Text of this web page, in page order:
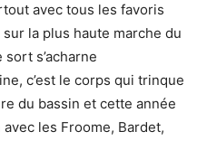
avec tous les favoris
la plus haute marche du
s’acharne
c’est le corps qui trinque
du bassin et cette année
les Froome, Bardet,